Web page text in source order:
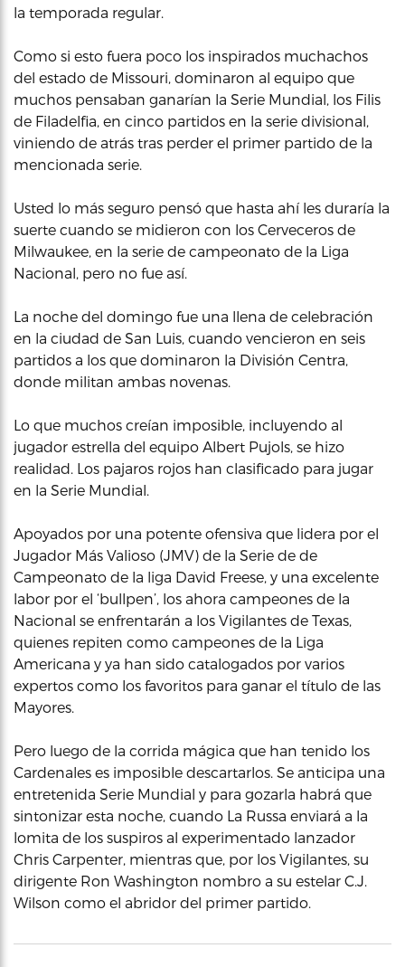
la temporada regular.
Como si esto fuera poco los inspirados muchachos
del estado de Missouri, dominaron al equipo que
muchos pensaban ganarían la Serie Mundial, los Filis
de Filadelfia, en cinco partidos en la serie divisional,
viniendo de atrás tras perder el primer partido de la
mencionada serie.
Usted lo más seguro pensó que hasta ahí les duraría la
suerte cuando se midieron con los Cerveceros de
Milwaukee, en la serie de campeonato de la Liga
Nacional, pero no fue así.
La noche del domingo fue una llena de celebración
en la ciudad de San Luis, cuando vencieron en seis
partidos a los que dominaron la División Centra,
donde militan ambas novenas.
Lo que muchos creían imposible, incluyendo al
jugador estrella del equipo Albert Pujols, se hizo
realidad. Los pajaros rojos han clasificado para jugar
en la Serie Mundial.
Apoyados por una potente ofensiva que lidera por el
Jugador Más Valioso (JMV) de la Serie de de
Campeonato de la liga David Freese, y una excelente
labor por el ‘bullpen’, los ahora campeones de la
Nacional se enfrentarán a los Vigilantes de Texas,
quienes repiten como campeones de la Liga
Americana y ya han sido catalogados por varios
expertos como los favoritos para ganar el título de las
Mayores.
Pero luego de la corrida mágica que han tenido los
Cardenales es imposible descartarlos. Se anticipa una
entretenida Serie Mundial y para gozarla habrá que
sintonizar esta noche, cuando La Russa enviará a la
lomita de los suspiros al experimentado lanzador
Chris Carpenter, mientras que, por los Vigilantes, su
dirigente Ron Washington nombro a su estelar C.J.
Wilson como el abridor del primer partido.